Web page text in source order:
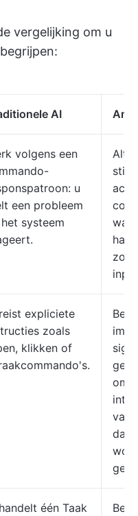
vergelijking om u
AI
volgens een
u
een probleem
systeem
stil
expliciete
zoals
klikken of
dat
één Taak